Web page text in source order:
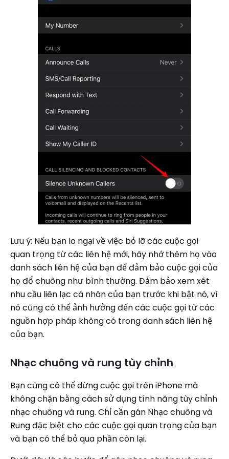
Lưu ý: Nếu bạn lo ngại về việc bỏ lỡ các cuộc gọi
quan trọng từ các liên hệ mới, hãy nhớ thêm họ vào
danh sách liên hệ của bạn để đảm bảo cuộc gọi của
họ đổ chuông như bình thường. Đảm bảo xem xét
nhu cầu liên lạc cá nhân của bạn trước khi bật nó, vì
nó cũng có thể ảnh hưởng đến các cuộc gọi từ các
nguồn hợp pháp không có trong danh sách liên hệ
của bạn.
Nhạc chuông và rung tùy chỉnh
Bạn cũng có thể dừng cuộc gọi trên iPhone mà
không chặn bằng cách sử dụng tính năng tùy chỉnh
nhạc chuông và rung. Chỉ cần gán Nhạc chuông và
Rung đặc biệt cho các cuộc gọi quan trọng của bạn
và bạn có thể bỏ qua phần còn lại.